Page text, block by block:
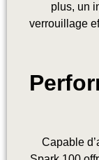
plus, un
verrouillage
Capable